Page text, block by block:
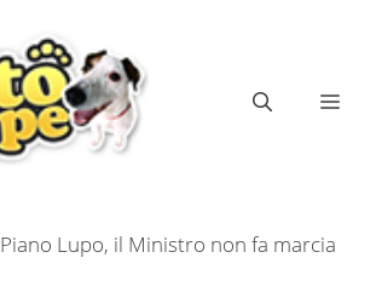
Piano Lupo, il Ministro non fa marcia